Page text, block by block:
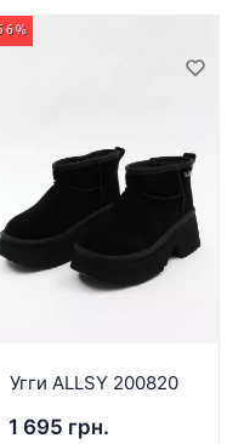
Угги ALLSY 200820
1 695 грн.